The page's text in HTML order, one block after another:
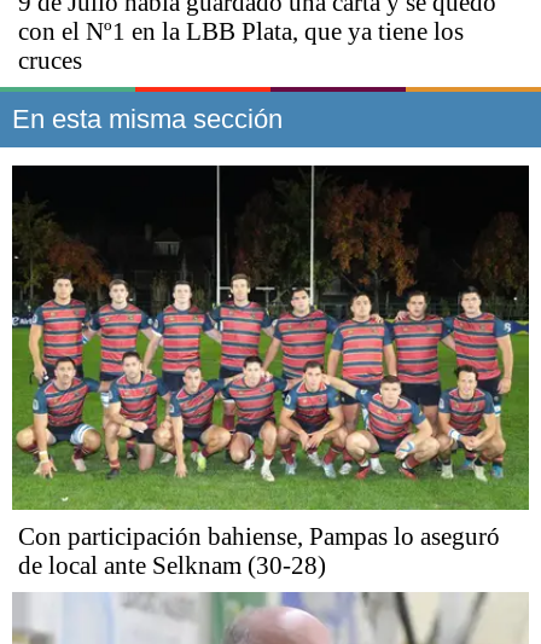
con el Nº1 en la LBB Plata, que ya tiene los
cruces
En esta misma sección
Con participación bahiense, Pampas lo aseguró
de local ante Selknam (30-28)